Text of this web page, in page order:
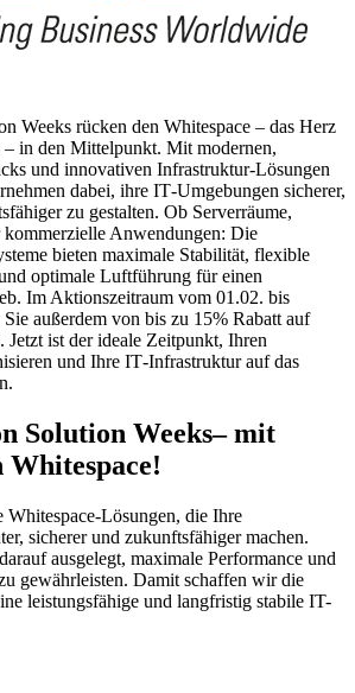
Weeks rücken den Whitespace – das Herz
– in den Mittelpunkt. Mit modernen,
und innovativen Infrastruktur‑Lösungen
dabei, ihre IT‑Umgebungen sicherer,
zu gestalten. Ob Serverräume,
kommerzielle Anwendungen: Die
bieten maximale Stabilität, flexible
optimale Luftführung für einen
Im Aktionszeitraum vom 01.02. bis
außerdem von bis zu 15% Rabatt auf
Jetzt ist der ideale Zeitpunkt, Ihren
und Ihre IT‑Infrastruktur auf das
Solution Weeks– mit
Whitespace!
Whitespace‑Lösungen, die Ihre
sicherer und zukunftsfähiger machen.
ausgelegt, maximale Performance und
gewährleisten. Damit schaffen wir die
leistungsfähige und langfristig stabile IT-